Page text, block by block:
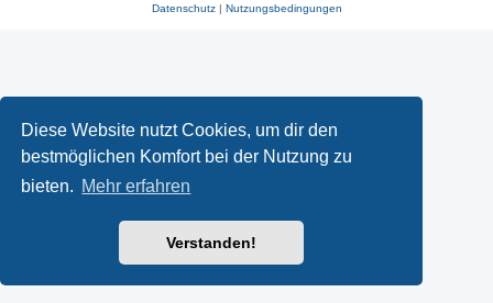
Diese Website nutzt Cookies, um dir den
bestmöglichen Komfort bei der Nutzung zu
bieten. Mehr erfahren
Verstanden!
Datenschutz| Nutzungsbedingungen